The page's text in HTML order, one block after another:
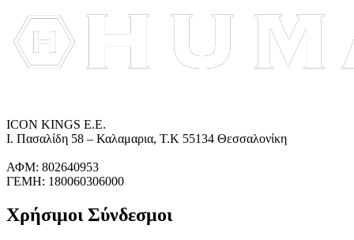
ICON KINGS Ε.Ε.
Ι. Πασαλίδη 58 – Καλαμαρια, Τ.Κ 55134 Θεσσαλονίκη
ΑΦΜ: 802640953
ΓΕΜΗ: 180060306000
Χρήσιμοι Σύνδεσμοι